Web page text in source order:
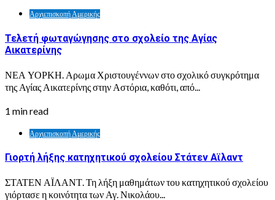
Αρχιεπισκοπή Αμερικής
Τελετή φωταγώγησης στο σχολείο της Αγίας
Αικατερίνης
ΝΕΑ ΥΟΡΚΗ. Αρωμα Χριστουγέννων στο σχολικό συγκρότημα
της Αγίας Αικατερίνης στην Αστόρια, καθότι, από...
1 min read
Αρχιεπισκοπή Αμερικής
Γιορτή λήξης κατηχητικού σχολείου Στάτεν Αϊλαντ
ΣΤΑΤΕΝ ΑΪΛΑΝΤ. Τη λήξη μαθημάτων του κατηχητικού σχολείου
γιόρτασε η κοινότητα των Αγ. Νικολάου...